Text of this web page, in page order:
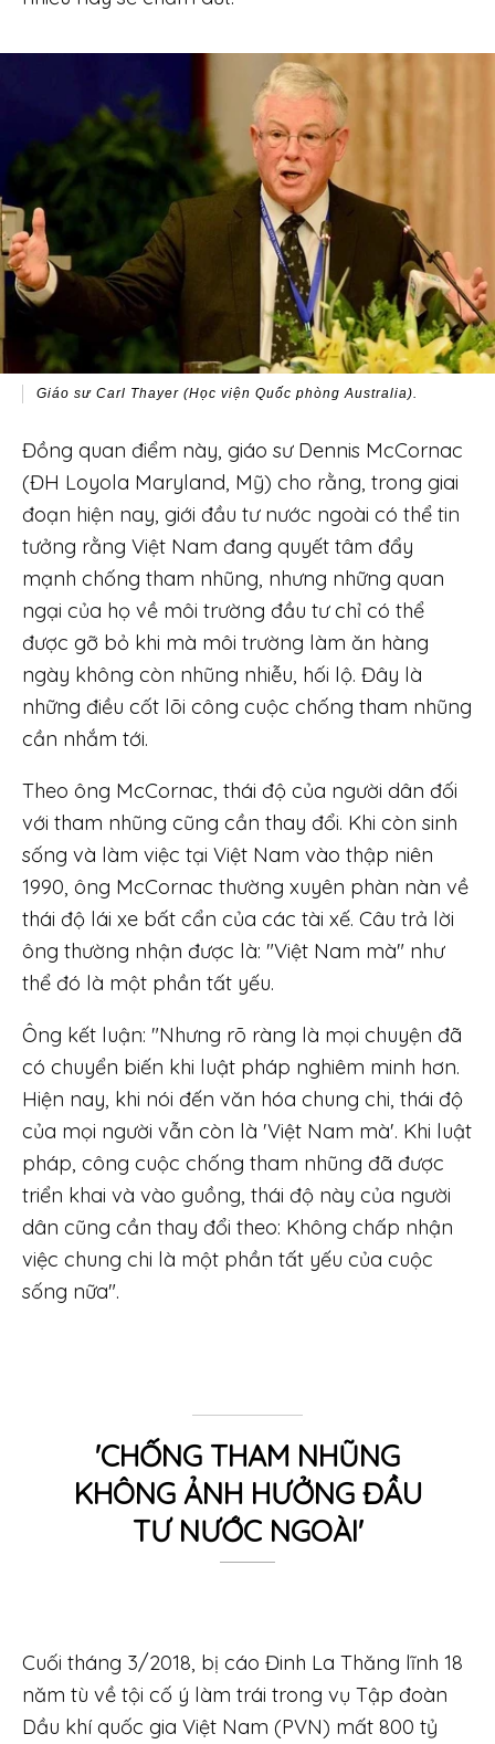
Giáo sư Carl Thayer (Học viện Quốc phòng Australia).
Đồng quan điểm này, giáo sư Dennis McCornac
(ĐH Loyola Maryland, Mỹ) cho rằng, trong giai
đoạn hiện nay, giới đầu tư nước ngoài có thể tin
tưởng rằng Việt Nam đang quyết tâm đẩy
mạnh chống tham nhũng, nhưng những quan
ngại của họ về môi trường đầu tư chỉ có thể
được gỡ bỏ khi mà môi trường làm ăn hàng
ngày không còn nhũng nhiễu, hối lộ. Đây là
những điều cốt lõi công cuộc chống tham nhũng
cần nhắm tới.
Theo ông McCornac, thái độ của người dân đối
với tham nhũng cũng cần thay đổi. Khi còn sinh
sống và làm việc tại Việt Nam vào thập niên
1990, ông McCornac thường xuyên phàn nàn về
thái độ lái xe bất cẩn của các tài xế. Câu trả lời
ông thường nhận được là: "Việt Nam mà" như
thể đó là một phần tất yếu.
Ông kết luận: "Nhưng rõ ràng là mọi chuyện đã
có chuyển biến khi luật pháp nghiêm minh hơn.
Hiện nay, khi nói đến văn hóa chung chi, thái độ
của mọi người vẫn còn là 'Việt Nam mà'. Khi luật
pháp, công cuộc chống tham nhũng đã được
triển khai và vào guồng, thái độ này của người
dân cũng cần thay đổi theo: Không chấp nhận
việc chung chi là một phần tất yếu của cuộc
sống nữa".
'CHỐNG THAM NHŨNG
KHÔNG ẢNH HƯỞNG ĐẦU
TƯ NƯỚC NGOÀI'
Cuối tháng 3/2018, bị cáo Đinh La Thăng lĩnh 18
năm tù về tội cố ý làm trái trong vụ Tập đoàn
Dầu khí quốc gia Việt Nam (PVN) mất800 tỷ